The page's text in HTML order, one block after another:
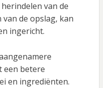
van de
de opslag, kan
ingericht.
een betere
en ingrediënten.